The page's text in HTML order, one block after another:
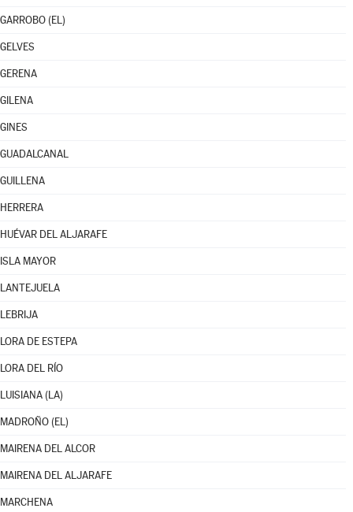
GARROBO (EL)
GELVES
GERENA
GILENA
GINES
GUADALCANAL
GUILLENA
HERRERA
HUÉVAR DEL ALJARAFE
ISLA MAYOR
LANTEJUELA
LEBRIJA
LORA DE ESTEPA
LORA DEL RÍO
LUISIANA (LA)
MADROÑO (EL)
MAIRENA DEL ALCOR
MAIRENA DEL ALJARAFE
MARCHENA